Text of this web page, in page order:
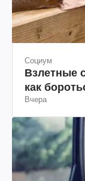
Социум
Взлетные
как
Вчера